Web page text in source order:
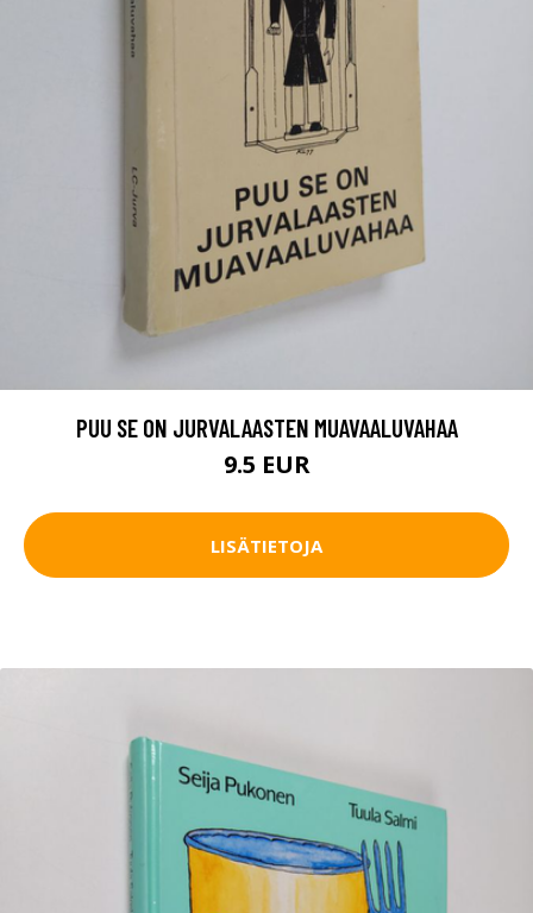
PUU SE ON JURVALAASTEN MUAVAALUVAHAA
9.5 EUR
LISÄTIETOJA